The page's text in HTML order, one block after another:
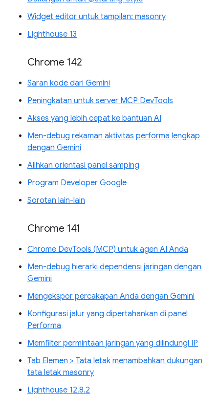
Widget editor untuk tampilan: masonry
Lighthouse 13
Chrome 142
Saran kode dari Gemini
Peningkatan untuk server MCP DevTools
Akses yang lebih cepat ke bantuan AI
Men-debug rekaman aktivitas performa lengkap
dengan Gemini
Alihkan orientasi panel samping
Program Developer Google
Sorotan lain-lain
Chrome 141
Chrome DevTools (MCP) untuk agen AI Anda
Men-debug hierarki dependensi jaringan dengan
Gemini
Mengekspor percakapan Anda dengan Gemini
Konfigurasi jalur yang dipertahankan di panel
Performa
Memfilter permintaan jaringan yang dilindungi IP
Tab Elemen > Tata letak menambahkan dukungan
tata letak masonry
Lighthouse 12.8.2